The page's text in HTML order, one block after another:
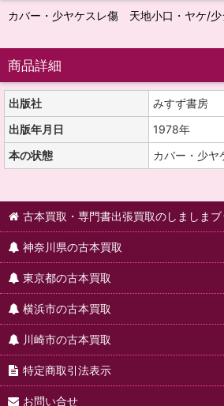
カバー・少ヤケスレ傷 天地小口・ヤケ/
商品詳細
出版社
みすず書房
出版年月日
1978年
本の状態
カバー・少
古本買取・専門書出張買取のしましま
神奈川県の古本買取
東京都の古本買取
横浜市の古本買取
川崎市の古本買取
特定商取引法表示
お問い合せ